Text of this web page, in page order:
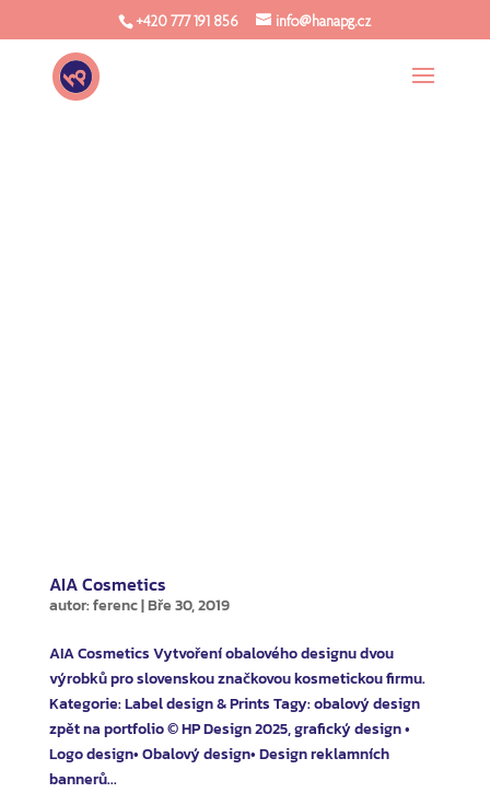
+420 777 191 856 info@hanapg.cz
AIA Cosmetics
autor:ferenc|Bře 30, 2019
AIA Cosmetics Vytvoření obalového designu dvou
výrobků pro slovenskou značkovou kosmetickou firmu.
Kategorie: Label design & Prints Tagy: obalový design
zpět na portfolio © HP Design 2025, grafický design •
Logo design• Obalový design• Design reklamních
bannerů...